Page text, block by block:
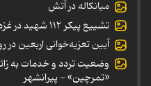
میانکاله در آتش
تشییع پیکر ۱۱۲ شهید در غزه پس از ۳ سال زیر آوار ماندن
آیین تعزیه‌خوانی اربعین در
وضعیت تردد و خدمات به
«تمرچین» - پیرانشهر